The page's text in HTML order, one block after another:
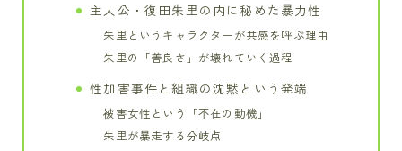
主人公・復田朱里の内に秘めた暴力性
朱里というキャラクターが共感を呼ぶ理由
朱里の「善良さ」が壊れていく過程
性加害事件と組織の沈黙という発端
被害女性という「不在の動機」
朱里が暴走する分岐点